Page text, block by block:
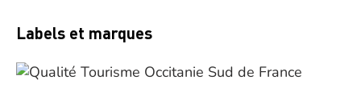
Labels et marques